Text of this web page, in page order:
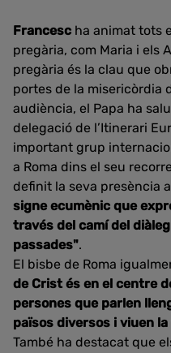
Francesc ha animat tots
pregària, com Maria i els
pregària és la clau que
portes de la misericòrdia
audiència, el Papa ha
delegació de l’Itinerari
important grup
a Roma dins el seu
definit la seva presència
signe ecumènic que
través del camí del
passades".
El bisbe de Roma
de Crist és en el centre
persones que parlen
països diversos i viuen
També ha destacat que